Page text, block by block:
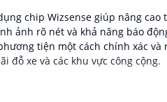
chip Wizsense giúp nâng
ảnh rõ nét và khả năng báo
tiện một cách chính xác
đỗ xe và các khu vực công cộng.